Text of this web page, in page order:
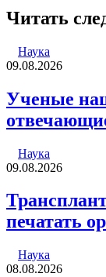
через
электронную
Читать
Наука
09.08.2026
Ученые
Наука
09.08.2026
печатать
Наука
08.08.2026